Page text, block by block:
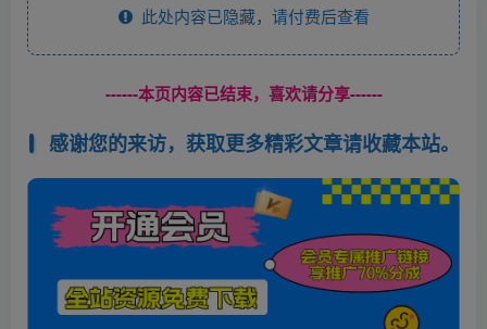
此处内容已隐藏，请付费后查看
------本页内容已结束，喜欢请分享------
感谢您的来访，获取更多精彩文章请收藏本站。